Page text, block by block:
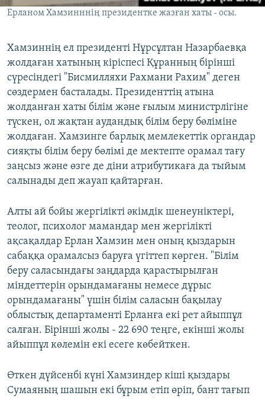
Ерланом Хамзинннің президентке жазған хаты - осы.
​Хамзиннің ел президенті Нұрсұлтан Назарбаевқа
жолдаған хатының кіріспесі Құранның бірінші
сүресіндегі "Бисмилляхи Рахмани Рахим" деген
сөздермен басталады. Президенттің атына
жолданған хаты білім және ғылым министрлігіне
түскен, ол жақтан аудандық білім беру бөліміне
жолдаған. Хамзинге барлық мемлекеттік органдар
сияқты білім беру бөлімі де мектепте орамал тағу
заңсыз және өзге де діни атрибутикаға да тыйым
салынады деп жауап қайтарған.
Алты ай бойы жергілікті әкімдік шенеуніктері,
теолог, психолог мамандар мен жергілікті
ақсақалдар Ерлан Хамзин мен оның қыздарын
сабаққа орамалсыз баруға үгіттеп көрген. "Білім
беру саласындағы заңдарда қарастырылған
міндеттерін орындамағаны немесе дұрыс
орындамағаны" үшін білім саласын бақылау
облыстық департаменті Ерланға екі рет айыппұл
салған. Бірінші жолы - 22 690 теңге, екінші жолы
айыппұл көлемін екі есеге көбейткен.
Өткен дүйсенбі күні Хамзиндер кіші қыздары
Сумаяның шашын екі бұрым етіп өріп, бант тағып